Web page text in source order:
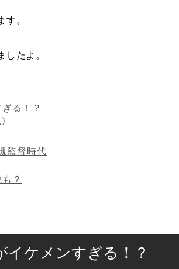
。
たよ。
る！？
監督時代
？
イケメンすぎる！？